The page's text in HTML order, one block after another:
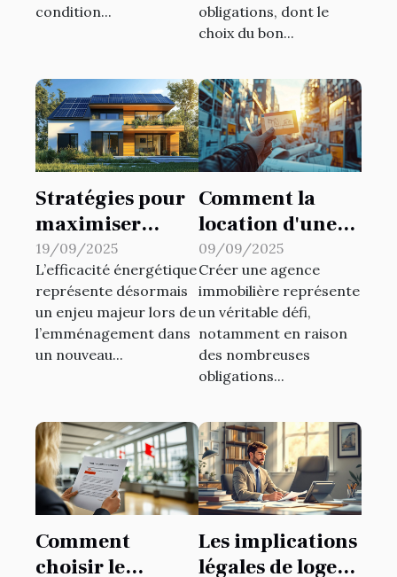
condition...
obligations, dont le
choix du bon...
Stratégies pour
maximiser
l'efficacité
énergétique
dans votre
nouveau
logement
19/09/2025
L’efficacité énergétique
représente désormais
un enjeu majeur lors de
l’emménagement dans
un nouveau...
Comment la
location d'une
carte T facilite la
création
d'agence
immobilière ?
09/09/2025
Créer une agence
immobilière représente
un véritable défi,
notamment en raison
des nombreuses
obligations...
Comment
choisir le
Les implications
légales de loger